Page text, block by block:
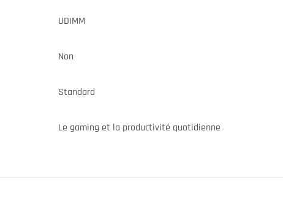
UDIMM
Non
Standard
Le gaming et la productivité quotidienne